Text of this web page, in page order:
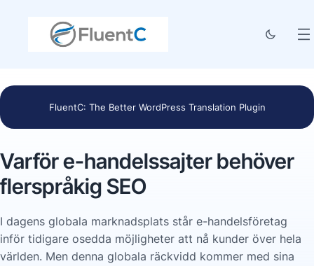
FluentC: The Better WordPress Translation Plugin
Varför e-handelssajter behöver
flerspråkig SEO
I dagens globala marknadsplats står e-handelsföretag
inför tidigare osedda möjligheter att nå kunder över hela
världen. Men denna globala räckvidd kommer med sina